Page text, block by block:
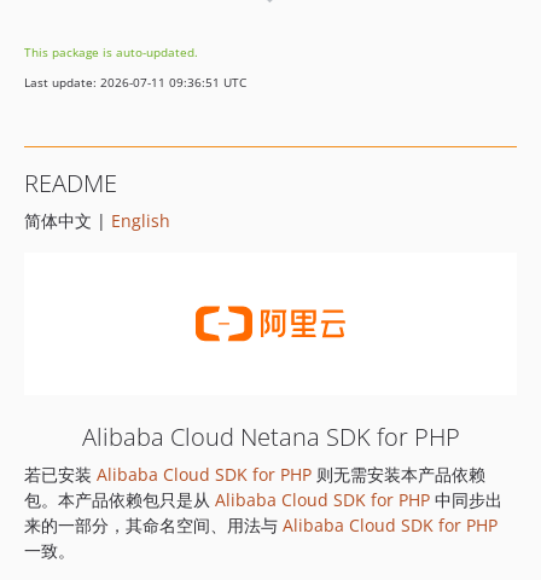
1.8.873
1.8.872
1.8.851
1.8.850
1.8.843
1.8.842
1.8.841
1.8.839
1.8.838
This package is auto-updated.
Last update: 2026-07-11 09:36:51 UTC
README
简体中文 | English
Alibaba Cloud Netana SDK for PHP
若已安装 Alibaba Cloud SDK for PHP 则无需安装本产品依赖
包。本产品依赖包只是从 Alibaba Cloud SDK for PHP 中同步出
来的一部分，其命名空间、用法与 Alibaba Cloud SDK for PHP
一致。